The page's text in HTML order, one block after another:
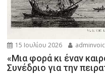
15 Ιουλίου 2026
«Μια φορά κι έναν
Συνέδριο για την